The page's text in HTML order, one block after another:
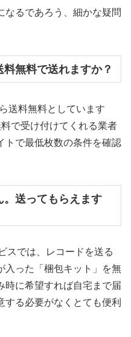
・キャンセル返送料も0
る日本最大級のレコ
タベースで適正価格を
ドで査定開始
万人突破の安心
の利用実績
で開示
イム 進捗確認
まで無料提供
なるであろう、細かな疑問
無料で送れますか？
送料無料としています
で受け付けてくれる業者
トで最低枚数の条件を確認
送ってもらえます
スでは、レコードを送る
入った「梱包キット」を無
時に希望すれば自宅まで届
する必要がなくとても便利